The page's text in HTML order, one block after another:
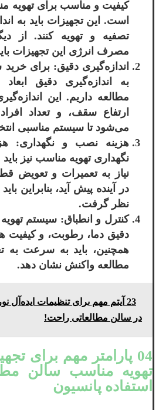
کیفیت و مناسب برای تهویه
است. این تجهیزات باید به
تصفیه و تهویه کنند. از
مصرف انرژی این تجهیزات
اندازه‌گیری دقیق: برای خرید
به اندازه‌گیری دقیق
مطالعه داریم. این
ارتفاع سقف، و تعداد
می‌شود تا سیستم مناسبی
هزینه نصب و نگهداری:
نگهداری تهویه مناسب نیز
نیاز به تعمیرات و تعویض
در آینده پیش آید، بنابراین
نظر گرفت.
کنترل و انطباق: سیستم تهویه
دقیق دما، رطوبت، و کیفیت
همچنین، باید به سرعت به
مطالعه واکنش نشان دهد.
23 آیتم مهم برای تنظیمات ایده‌آل
در سالن مطالعاتی راحت!
04 پارامتر مهم برای
تهویه مناسب سالن
استفاده پانسیون